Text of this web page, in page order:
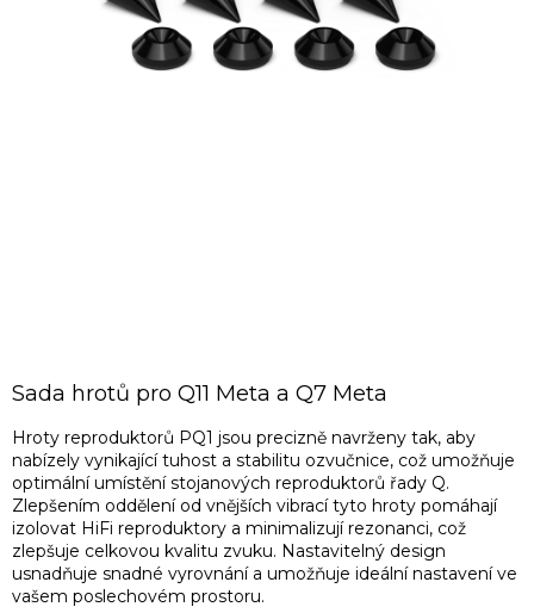
Sada hrotů pro Q11 Meta a Q7 Meta
Hroty reproduktorů PQ1 jsou precizně navrženy tak, aby
nabízely vynikající tuhost a stabilitu ozvučnice, což umožňuje
optimální umístění stojanových reproduktorů řady Q.
Zlepšením oddělení od vnějších vibrací tyto hroty pomáhají
izolovat HiFi reproduktory a minimalizují rezonanci, což
zlepšuje celkovou kvalitu zvuku. Nastavitelný design
usnadňuje snadné vyrovnání a umožňuje ideální nastavení ve
vašem poslechovém prostoru.